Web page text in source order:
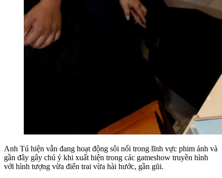
Anh Tú hiện vẫn đang hoạt động sôi nổi trong lĩnh vực phim ảnh và
gần đây gây chú ý khi xuất hiện trong các gameshow truyền hình
với hình tượng vừa điển trai vừa hài hước, gần gũi.